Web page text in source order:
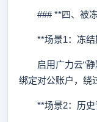
### **四、被冻
**场景1：冻结
启用广力云“静
绑定对公账户，绕
**场景2：历史